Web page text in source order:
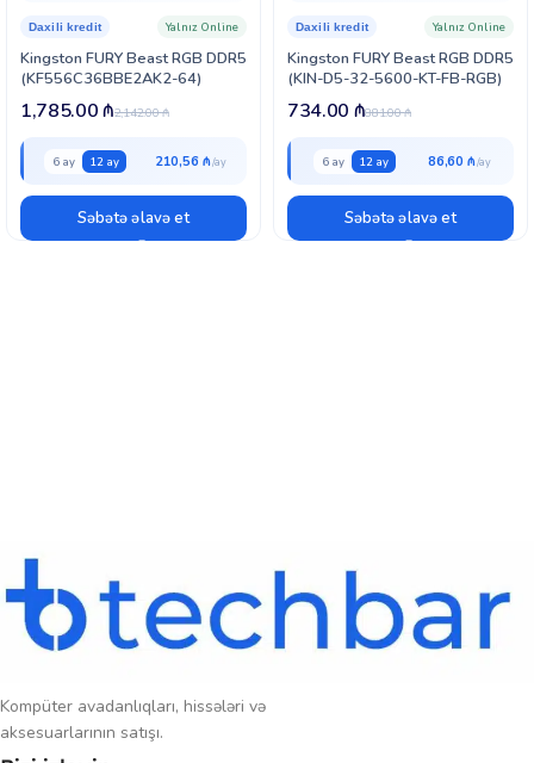
Kingston FURY Beast RGB DDR5
(KF556C36BBE2AK2-64)
Daxili kredit Yalnız Online
2,142.00₼
1,785.00₼
6 ay 12 ay 210,56 ₼
Səbətə əlavə et
Kingston FURY Beast RGB DDR5
(KIN-D5-32-5600-KT-FB-RGB)
Daxili kredit Yalnız Online
881.00₼
734.00 ₼
6 ay 12 ay 86,60 ₼
Səbətə əlavə et
Kompüter avadanlıqları, hissələri və
aksesuarlarının satışı.